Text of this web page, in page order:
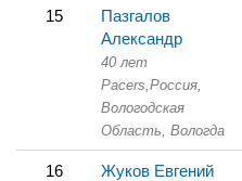
15
Пазгалов
Александр
40 лет
Pacers,Россия,
Вологодская
Область, Вологда
16 Жуков Евгений